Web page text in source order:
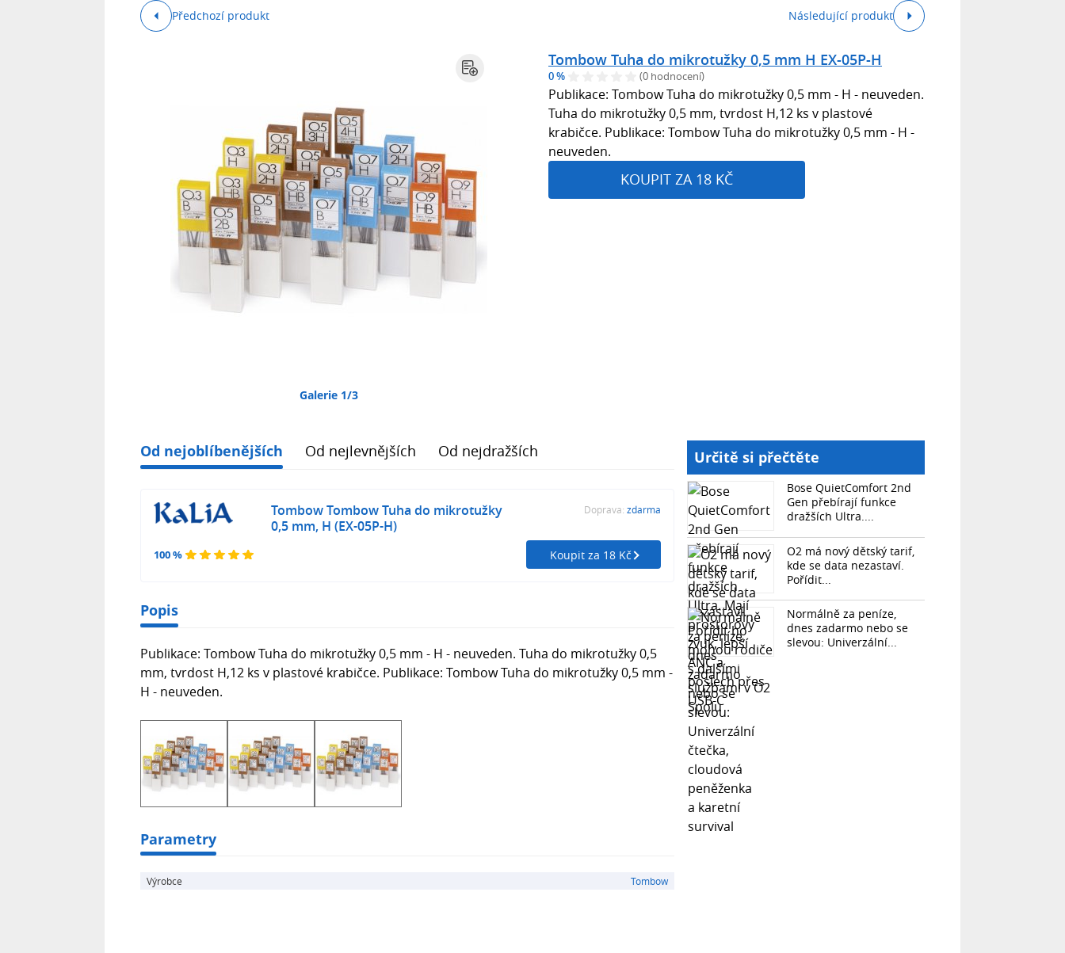
Předchozí produkt Následující produkt
Galerie 1/3
Tombow Tuha do mikrotužky 0,5 mm H EX-05P-H
0 % (0 hodnocení)
Publikace: Tombow Tuha do mikrotužky 0,5 mm - H - neuveden.
Tuha do mikrotužky 0,5 mm, tvrdost H,12 ks v plastové
krabičce. Publikace: Tombow Tuha do mikrotužky 0,5 mm - H -
neuveden.
KOUPIT ZA 18 KČ
Od nejoblíbenějších Od nejlevnějších Od nejdražších
100 %
Tombow Tombow Tuha do mikrotužky
0,5 mm, H (EX-05P-H)
Doprava: zdarma
Koupit za 18 Kč
Popis
Publikace: Tombow Tuha do mikrotužky 0,5 mm - H - neuveden. Tuha do mikrotužky 0,5
mm, tvrdost H,12 ks v plastové krabičce. Publikace: Tombow Tuha do mikrotužky 0,5 mm -
H - neuveden.
Parametry
Výrobce Tombow
Určitě si přečtěte
Bose QuietComfort 2nd
Gen přebírají funkce
dražších Ultra....
O2 má nový dětský tarif,
kde se data nezastaví.
Pořídit...
Normálně za peníze,
dnes zadarmo nebo se
slevou: Univerzální...